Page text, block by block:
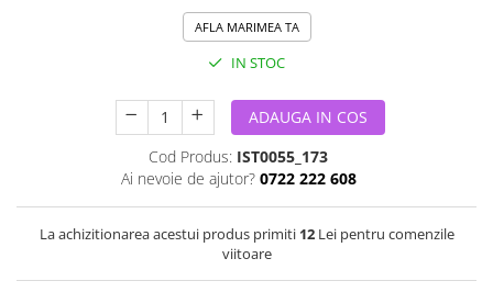
AFLA MARIMEA TA
IN STOC
ADAUGA IN COS
Cod Produs: IST0055_173
Ai nevoie de ajutor? 0722 222 608
La achizitionarea acestui produs primiti 12Lei pentru comenzile
viitoare